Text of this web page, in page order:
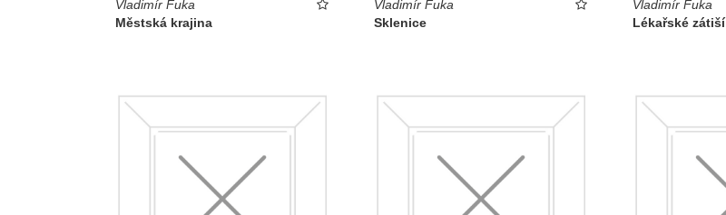
Vladimír Fuka
Městská krajina
Vladimír Fuka
Sklenice
Vladimír Fuka
Lékařské zátiší